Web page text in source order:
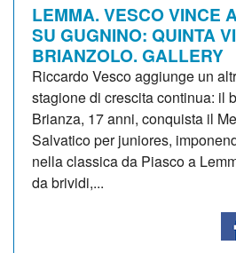
LEMMA. VESCO VINCE
SU GUGNINO: QUINTA
BRIANZOLO. GALLERY
Riccardo Vesco aggiunge un
stagione di crescita continua: il
Brianza, 17 anni, conquista il
Salvatico per juniores,
nella classica da Piasco a
da brividi,...